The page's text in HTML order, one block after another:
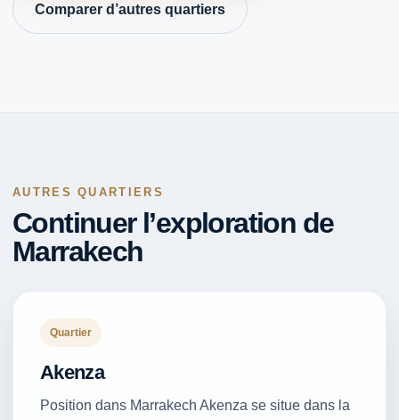
Comparer d’autres quartiers
AUTRES QUARTIERS
Continuer l’exploration de
Marrakech
Quartier
Akenza
Position dans Marrakech Akenza se situe dans la